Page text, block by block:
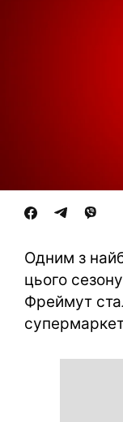
Одним з
цього
Фреймут